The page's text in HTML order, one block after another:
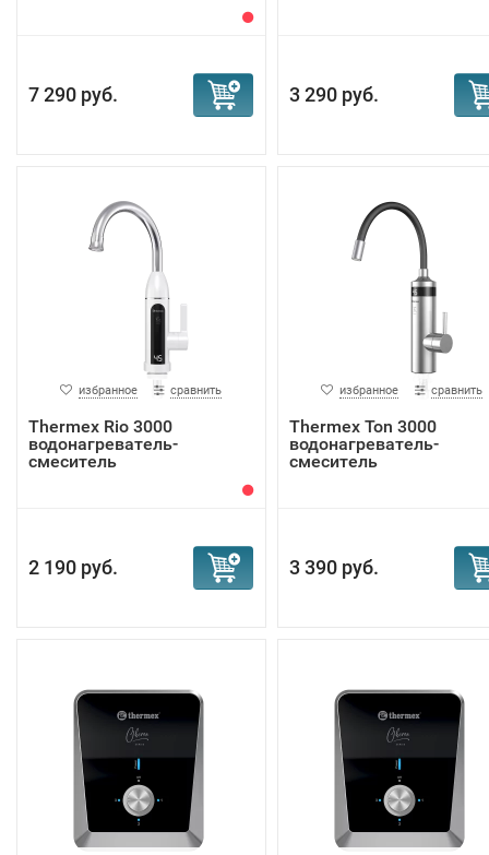
7 290 руб. 3 290 руб.
избранное сравнить
Thermex Rio 3000
водонагреватель-
смеситель
2 190 руб.
избранное сравнить
Thermex Ton 3000
водонагреватель-
смеситель
3 390 руб.